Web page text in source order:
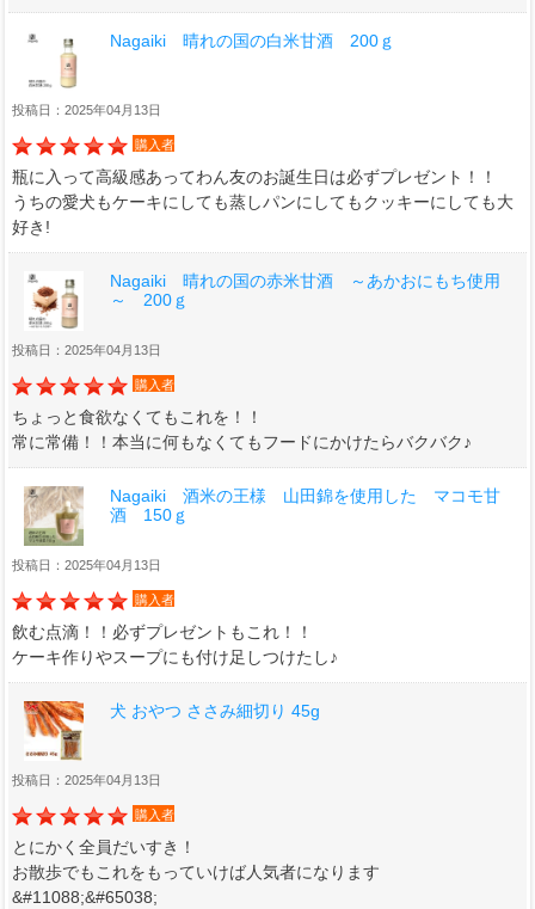
Nagaiki 晴れの国の白米甘酒 200ｇ
投稿日：2025年04月13日
購入者
瓶に入って高級感あってわん友のお誕生日は必ずプレゼント！！
うちの愛犬もケーキにしても蒸しパンにしてもクッキーにしても大
好き!
Nagaiki 晴れの国の赤米甘酒 ～あかおにもち使用
～ 200ｇ
投稿日：2025年04月13日
購入者
ちょっと食欲なくてもこれを！！
常に常備！！本当に何もなくてもフードにかけたらバクバク♪
Nagaiki 酒米の王様 山田錦を使用した マコモ甘
酒 150ｇ
投稿日：2025年04月13日
購入者
飲む点滴！！必ずプレゼントもこれ！！
ケーキ作りやスープにも付け足しつけたし♪
犬 おやつ ささみ細切り 45g
投稿日：2025年04月13日
購入者
とにかく全員だいすき！
お散歩でもこれをもっていけば人気者になります
&#11088;&#65038;